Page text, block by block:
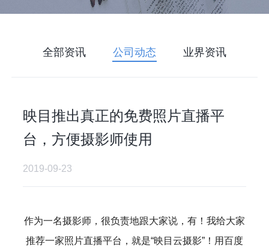
全部资讯 公司动态 业界资讯
映目推出真正的免费照片直播平
台，方便摄影师使用
2019-09-23
作为一名摄影师，很负责地跟大家说，有！我给大家
推荐一家照片直播平台，就是“映目云摄影”！用百度